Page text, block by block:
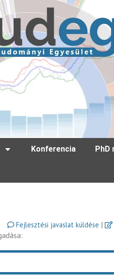
Konferencia PhD
Fejlesztési javaslat küldése |